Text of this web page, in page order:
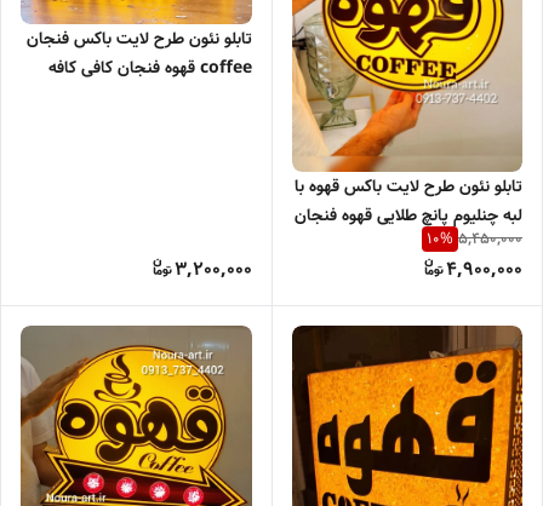
تابلو نئون طرح لایت باکس قهوه با
لبه چنلیوم پانچ طلایی قهوه فنجان
کافه کافی شاپ اقساطی
5,450,000
10%
4,900,000
تابلو نئون طرح لایت باکس فنجان
coffee قهوه فنجان کافی کافه
3,200,000